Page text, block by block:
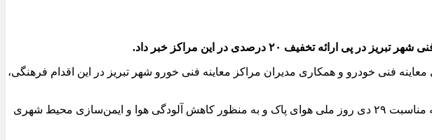
آذربایجان، ایوب اسماعیلی اظهار کرد: پیرو طرح شهردار تبریز مبنی بر ارائه تخفیف ۲۰ درصدی معاینه فنی خودرو و همکاری مدیران مراکز معاینه فنی خورو شهر تبریز در این اقدام فرهنگی،
وی ضمن قدردانی از همکاری مدیران ۶ مرکز معاینه فنی خودرو با طرح شهردار تبریز افزود: این اقدام فرهنگی به مناسبت ۲۹ دی روز ملی هوای پاک و به منظور کاهش آلودگی هوا و ایمن‌سازی محیط شهری